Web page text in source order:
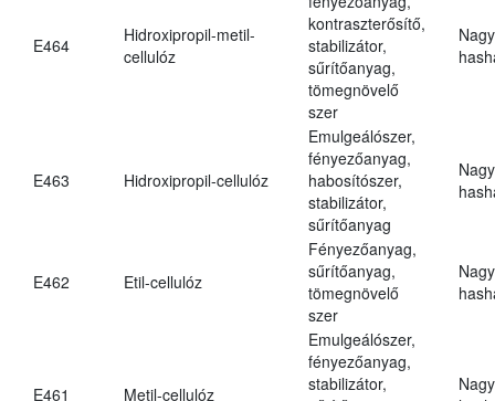
E464
Hidroxipropil-metil-
cellulóz
kontraszterősítő,
stabilizátor,
sűrítőanyag,
tömegnövelő
szer
E463 Hidroxipropil-cellulóz
Emulgeálószer,
fényezőanyag,
habosítószer,
stabilizátor,
sűrítőanyag
E462 Etil-cellulóz
Fényezőanyag,
sűrítőanyag,
tömegnövelő
szer
E461 Metil-cellulóz
Emulgeálószer,
fényezőanyag,
stabilizátor,